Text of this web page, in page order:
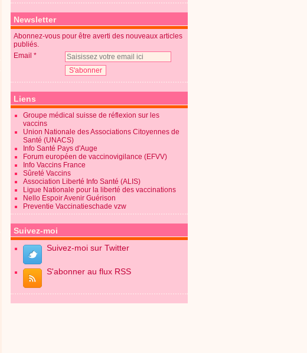
Newsletter
Abonnez-vous pour être averti des nouveaux articles
publiés.
Email
Liens
Groupe médical suisse de réflexion sur les
vaccins
Union Nationale des Associations Citoyennes de
Santé (UNACS)
Info Santé Pays d'Auge
Forum européen de vaccinovigilance (EFVV)
Info Vaccins France
Sûreté Vaccins
Association Liberté Info Santé (ALIS)
Ligue Nationale pour la liberté des vaccinations
Nello Espoir Avenir Guérison
Preventie Vaccinatieschade vzw
Suivez-moi
Suivez-moi sur Twitter
S'abonner au flux RSS